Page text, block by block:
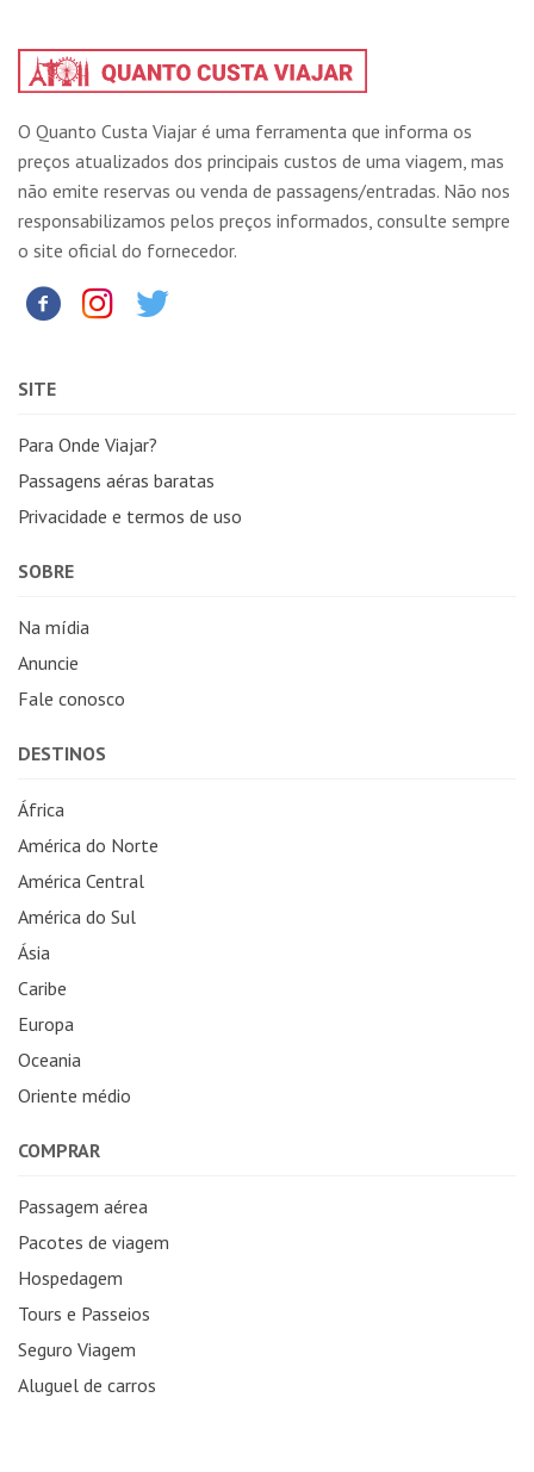
O Quanto Custa Viajar é uma ferramenta que informa os
preços atualizados dos principais custos de uma viagem, mas
não emite reservas ou venda de passagens/entradas. Não nos
responsabilizamos pelos preços informados, consulte sempre
o site oficial do fornecedor.
SITE
Para Onde Viajar?
Passagens aéras baratas
Privacidade e termos de uso
SOBRE
Na mídia
Anuncie
Fale conosco
DESTINOS
África
América do Norte
América Central
América do Sul
Ásia
Caribe
Europa
Oceania
Oriente médio
COMPRAR
Passagem aérea
Pacotes de viagem
Hospedagem
Tours e Passeios
Seguro Viagem
Aluguel de carros